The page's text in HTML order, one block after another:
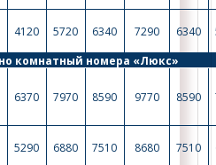
4120
5720 6340 7290 6340
комнатный номера «Люкс»
6370 7970 8590 9770 8590
5290
6880 7510 8680 7510